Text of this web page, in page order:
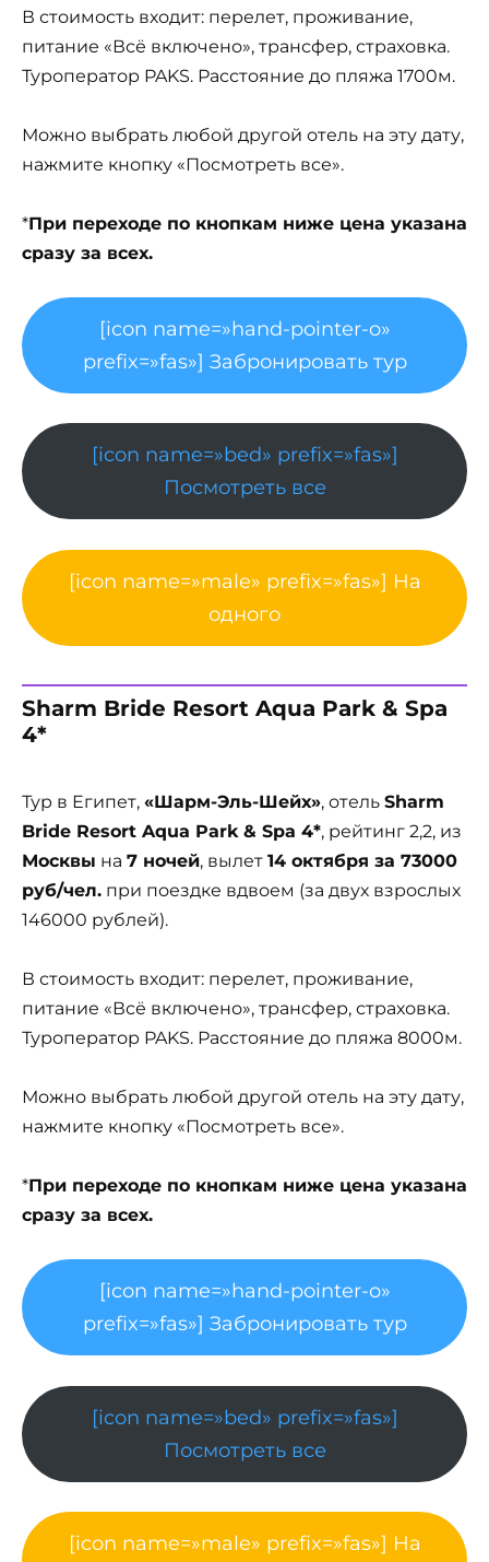
В стоимость входит: перелет, проживание,
питание «Всё включено», трансфер, страховка.
Туроператор PAKS. Расстояние до пляжа 1700м.
Можно выбрать любой другой отель на эту дату,
нажмите кнопку «Посмотреть все».
*При переходе по кнопкам ниже цена указана
сразу за всех.
[icon name=»hand-pointer-o»
prefix=»fas»] Забронировать тур
[icon name=»bed» prefix=»fas»]
Посмотреть все
[icon name=»male» prefix=»fas»] На
одного
Sharm Bride Resort Aqua Park & Spa
4*
Тур в Египет, «Шарм-Эль-Шейх», отель Sharm
Bride Resort Aqua Park & Spa 4*, рейтинг 2,2, из
Москвы на 7 ночей, вылет 14 октября за 73000
руб/чел. при поездке вдвоем (за двух взрослых
146000 рублей).
В стоимость входит: перелет, проживание,
питание «Всё включено», трансфер, страховка.
Туроператор PAKS. Расстояние до пляжа 8000м.
Можно выбрать любой другой отель на эту дату,
нажмите кнопку «Посмотреть все».
*При переходе по кнопкам ниже цена указана
сразу за всех.
[icon name=»hand-pointer-o»
prefix=»fas»] Забронировать тур
[icon name=»bed» prefix=»fas»]
Посмотреть все
[icon name=»male» prefix=»fas»] На